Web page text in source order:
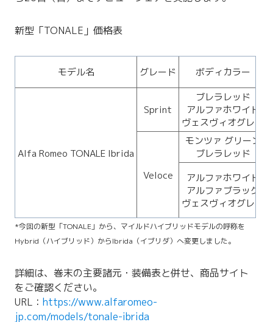
新型「TONALE」価格表
モデル名 グレード ボディカラー
Alfa Romeo TONALE Ibrida
Sprint
ブレラレッド
アルファホワイト
ヴェスヴィオグレー
Veloce
モンツァ グリーン
ブレラレッド
アルファホワイト
アルファブラック
ヴェスヴィオグレー
*今回の新型「TONALE」から、マイルドハイブリッドモデルの呼称を
Hybrid（ハイブリッド）からIbrida（イブリダ）へ変更しました。
詳細は、巻末の主要諸元・装備表と併せ、商品サイト
をご確認ください。
URL：https://www.alfaromeo-
jp.com/models/tonale-ibrida